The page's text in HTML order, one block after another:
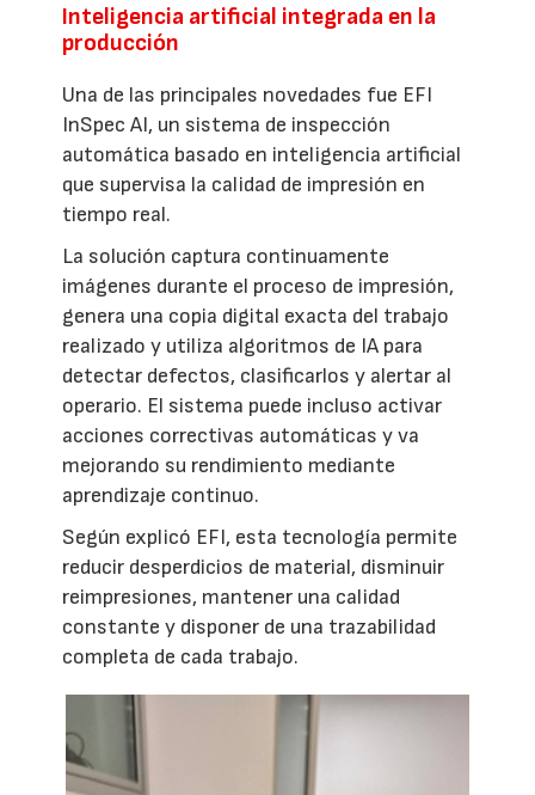
Inteligencia artificial integrada en la
producción
Una de las principales novedades fue EFI
InSpec AI, un sistema de inspección
automática basado en inteligencia artificial
que supervisa la calidad de impresión en
tiempo real.
La solución captura continuamente
imágenes durante el proceso de impresión,
genera una copia digital exacta del trabajo
realizado y utiliza algoritmos de IA para
detectar defectos, clasificarlos y alertar al
operario. El sistema puede incluso activar
acciones correctivas automáticas y va
mejorando su rendimiento mediante
aprendizaje continuo.
Según explicó EFI, esta tecnología permite
reducir desperdicios de material, disminuir
reimpresiones, mantener una calidad
constante y disponer de una trazabilidad
completa de cada trabajo.